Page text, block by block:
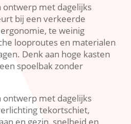
met dagelijks
bij een verkeerde
te weinig
looproutes en materialen
Denk aan hoge kasten
spoelbak zonder
met dagelijks
tekortschiet,
en gezin, snelheid en